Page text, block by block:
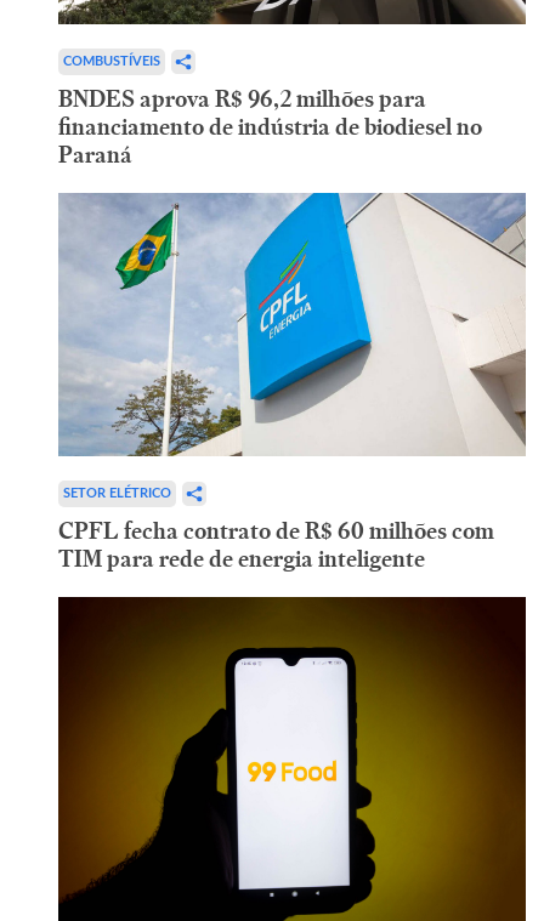
COMBUSTÍVEIS
BNDES aprova R$ 96,2 milhões para
financiamento de indústria de biodiesel no
Paraná
SETOR ELÉTRICO
CPFL fecha contrato de R$ 60 milhões com
TIM para rede de energia inteligente